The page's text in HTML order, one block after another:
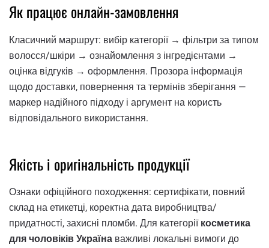
Як працює онлайн-замовлення
Класичний маршрут: вибір категорії → фільтри за типом
волосся/шкіри → ознайомлення з інгредієнтами →
оцінка відгуків → оформлення. Прозора інформація
щодо доставки, повернення та термінів зберігання —
маркер надійного підходу і аргумент на користь
відповідального використання.
Якість і оригінальність продукції
Ознаки офіційного походження: сертифікати, повний
склад на етикетці, коректна дата виробництва/
придатності, захисні пломби. Для категорії косметика
для чоловіків Україна важливі локальні вимоги до